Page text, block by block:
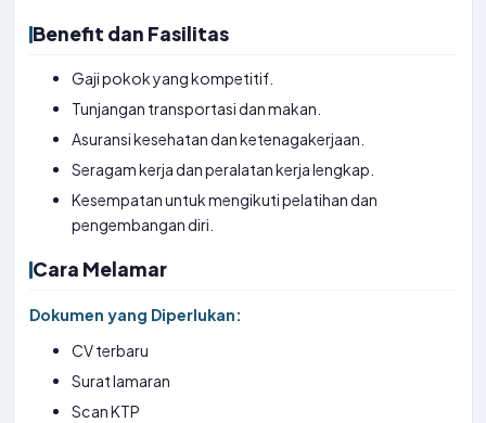
Benefit dan Fasilitas
Gaji pokok yang kompetitif.
Tunjangan transportasi dan makan.
Asuransi kesehatan dan ketenagakerjaan.
Seragam kerja dan peralatan kerja lengkap.
Kesempatan untuk mengikuti pelatihan dan
pengembangan diri.
Cara Melamar
Dokumen yang Diperlukan:
CV terbaru
Surat lamaran
Scan KTP